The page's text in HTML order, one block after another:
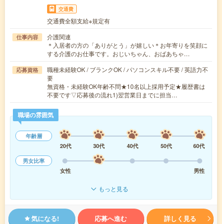
交通費
交通費全額支給※規定有
仕事内容
介護関連
＊入居者の方の「ありがとう」が嬉しい＊お年寄りを笑顔に
する介護のお仕事です。おじいちゃん、おばあちゃ…
応募資格
職種未経験OK / ブランクOK / パソコンスキル不要 / 英語力不
要
無資格・未経験OK年齢不問★10名以上採用予定★履歴書は
不要です▽応募後の流れ1)翌営業日までに担当…
職場の雰囲気
年齢層
20代
30代 40代 50代
60代
男女比率
女性
男性
もっと見る
気になる! 応募へ進む 詳しく見る